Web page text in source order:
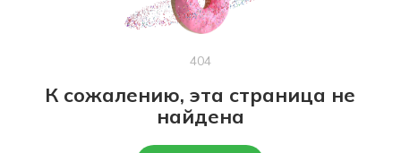
404
К сожалению, эта страница не
найдена